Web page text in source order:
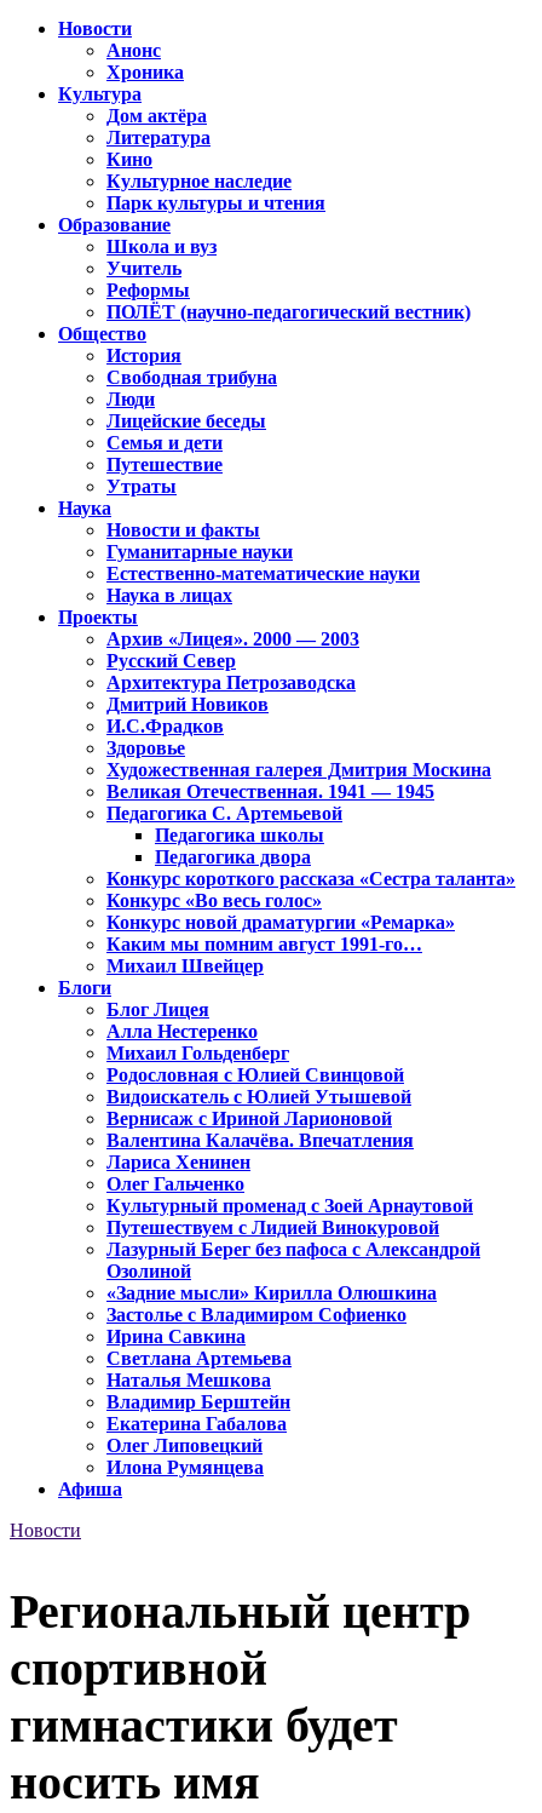
Новости
Анонс
Хроника
Культура
Дом актёра
Литература
Кино
Культурное наследие
Парк культуры и чтения
Образование
Школа и вуз
Учитель
Реформы
ПОЛЁТ (научно-педагогический вестник)
Общество
История
Свободная трибуна
Люди
Лицейские беседы
Семья и дети
Путешествие
Утраты
Наука
Новости и факты
Гуманитарные науки
Естественно-математические науки
Наука в лицах
Проекты
Архив «Лицея». 2000 — 2003
Русский Север
Архитектура Петрозаводска
Дмитрий Новиков
И.С.Фрадков
Здоровье
Художественная галерея Дмитрия Москина
Великая Отечественная. 1941 — 1945
Педагогика С. Артемьевой
Педагогика школы
Педагогика двора
Конкурс короткого рассказа «Сестра таланта»
Конкурс «Во весь голос»
Конкурс новой драматургии «Ремарка»
Каким мы помним август 1991-го…
Михаил Швейцер
Блоги
Блог Лицея
Алла Нестеренко
Михаил Гольденберг
Родословная с Юлией Свинцовой
Видоискатель с Юлией Утышевой
Вернисаж с Ириной Ларионовой
Валентина Калачёва. Впечатления
Лариса Хенинен
Олег Гальченко
Культурный променад с Зоей Арнаутовой
Путешествуем с Лидией Винокуровой
Лазурный Берег без пафоса с Александрой
Озолиной
«Задние мысли» Кирилла Олюшкина
Застолье с Владимиром Софиенко
Ирина Савкина
Светлана Артемьева
Наталья Мешкова
Владимир Берштейн
Екатерина Габалова
Олег Липовецкий
Илона Румянцева
Афиша
Новости
Региональный центр
спортивной
гимнастики будет
носить имя